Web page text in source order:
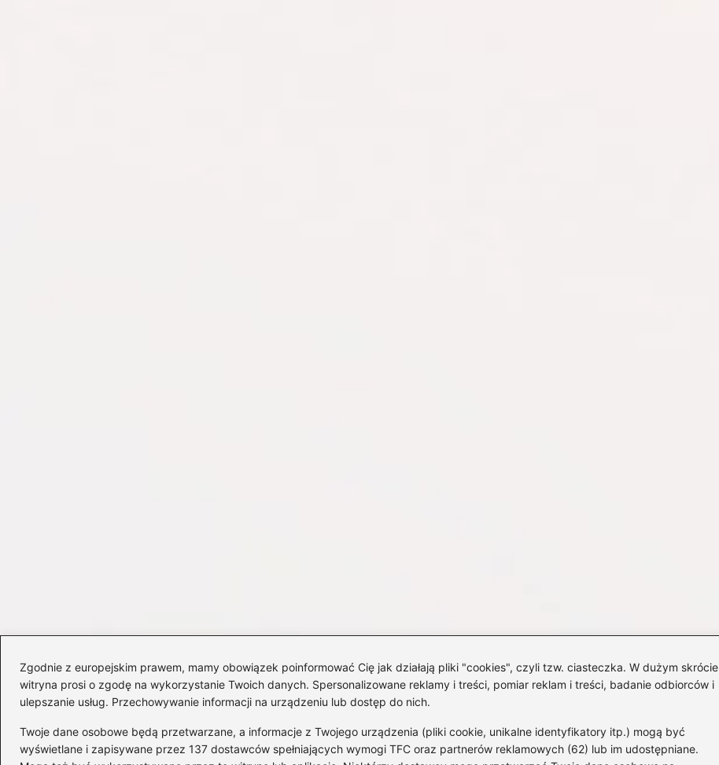
Zgodnie z europejskim prawem, mamy obowiązek poinformować Cię jak działają pliki "cookies", czyli tzw. ciasteczka. W dużym skrócie
witryna prosi o zgodę na wykorzystanie Twoich danych. Spersonalizowane reklamy i treści, pomiar reklam i treści, badanie odbiorców i
ulepszanie usług. Przechowywanie informacji na urządzeniu lub dostęp do nich.
Twoje dane osobowe będą przetwarzane, a informacje z Twojego urządzenia (pliki cookie, unikalne identyfikatory itp.) mogą być
wyświetlane i zapisywane przez 137 dostawców spełniających wymogi TFC oraz partnerów reklamowych (62) lub im udostępniane.